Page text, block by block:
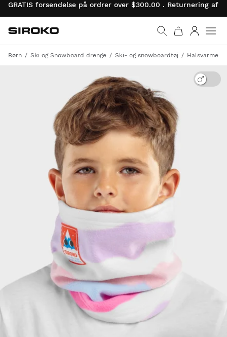
GRATIS forsendelse på ordrer over $300.00 . Returnering
Gå til startsiden
Siroko.com
Børn Ski og Snowboard drenge Ski- og snowboardtøj Halsvarmere